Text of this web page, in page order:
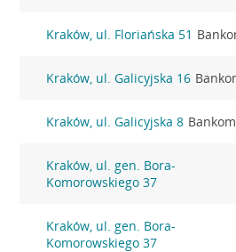
Kraków, ul. Floriańska 51
Kraków, ul. Galicyjska 16
Kraków, ul. Galicyjska 8
Kraków, ul. gen. Bora-
Komorowskiego 37
Kraków, ul. gen. Bora-
Komorowskiego 37